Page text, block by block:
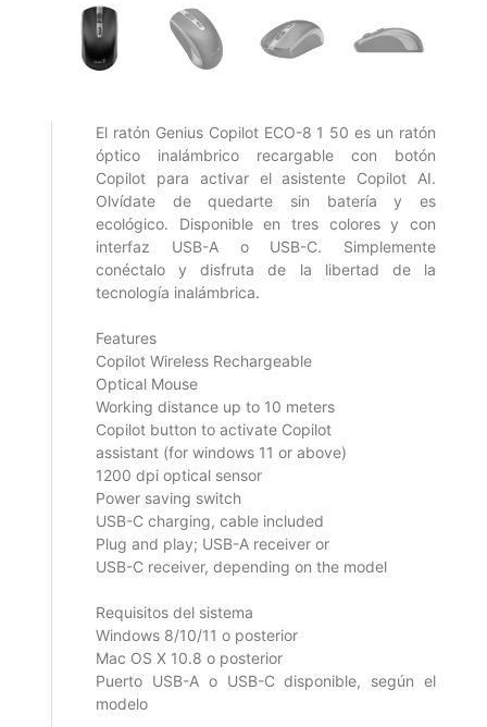
El ratón Genius Copilot ECO-8 1 50 es un ratón
óptico inalámbrico recargable con botón
Copilot para activar el asistente Copilot AI.
Olvídate de quedarte sin batería y es
ecológico. Disponible en tres colores y con
interfaz USB-A o USB-C. Simplemente
conéctalo y disfruta de la libertad de la
tecnología inalámbrica.
Features
Copilot Wireless Rechargeable
Optical Mouse
Working distance up to 10 meters
Copilot button to activate Copilot
assistant (for windows 11 or above)
1200 dpi optical sensor
Power saving switch
USB-C charging, cable included
Plug and play; USB-A receiver or
USB-C receiver, depending on the model
Requisitos del sistema
Windows 8/10/11 o posterior
Mac OS X 10.8 o posterior
Puerto USB-A o USB-C disponible, según el
modelo